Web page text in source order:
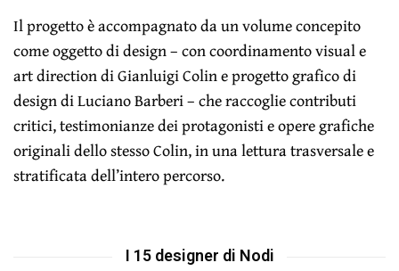
Il progetto è accompagnato da un volume concepito
come oggetto di design – con coordinamento visual e
art direction di Gianluigi Colin e progetto grafico di
design di Luciano Barberi – che raccoglie contributi
critici, testimonianze dei protagonisti e opere grafiche
originali dello stesso Colin, in una lettura trasversale e
stratificata dell’intero percorso.
I 15 designer di Nodi